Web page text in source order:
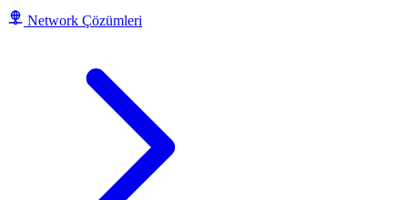
Network Çözümleri